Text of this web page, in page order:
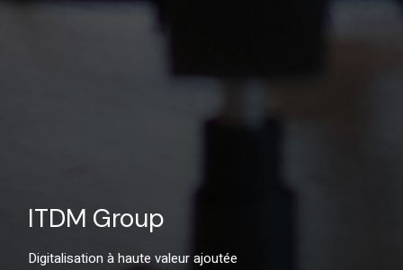
ITDM Group
Digitalisation à haute valeur ajoutée